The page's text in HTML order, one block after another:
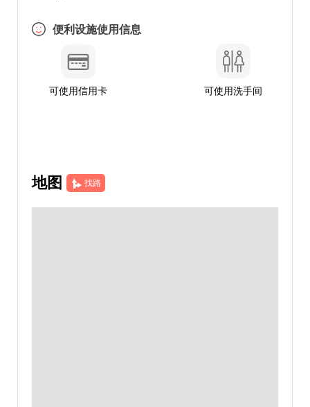
便利设施使用信息
可使用信用卡 可使用洗手间
地图 找路